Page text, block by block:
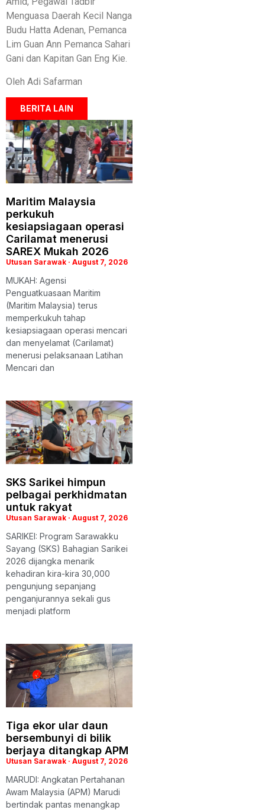
Menguasa Daerah Kecil Nanga
Budu Hatta Adenan, Pemanca
Lim Guan Ann Pemanca Sahari
Gani dan Kapitan Gan Eng Kie.
Oleh Adi Safarman
BERITA LAIN
Maritim Malaysia
perkukuh
kesiapsiagaan operasi
Carilamat menerusi
SAREX Mukah 2026
Utusan Sarawak August 7, 2026
MUKAH: Agensi
Penguatkuasaan Maritim
(Maritim Malaysia) terus
memperkukuh tahap
kesiapsiagaan operasi mencari
dan menyelamat (Carilamat)
menerusi pelaksanaan Latihan
Mencari dan
SKS Sarikei himpun
pelbagai perkhidmatan
untuk rakyat
Utusan Sarawak August 7, 2026
SARIKEI: Program Sarawakku
Sayang (SKS) Bahagian Sarikei
2026 dijangka menarik
kehadiran kira-kira 30,000
pengunjung sepanjang
penganjurannya sekali gus
menjadi platform
Tiga ekor ular daun
bersembunyi di bilik
berjaya ditangkap APM
Utusan Sarawak August 7, 2026
MARUDI: Angkatan Pertahanan
Awam Malaysia (APM) Marudi
bertindak pantas menangkap